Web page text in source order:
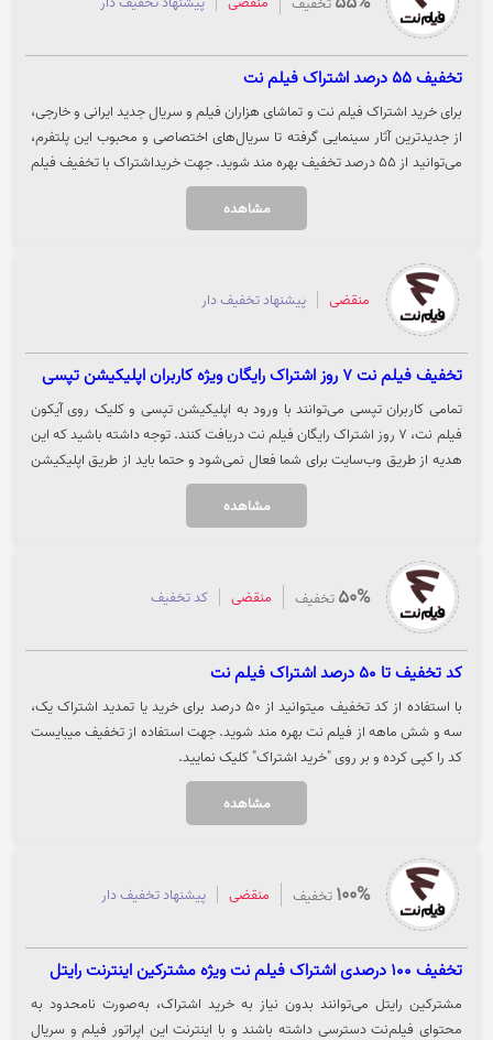
تخفیف 55 درصد اشتراک فیلم نت
برای خرید اشتراک فیلم نت و تماشای هزاران فیلم و سریال جدید ایرانی و خارجی،
از جدیدترین آثار سینمایی گرفته تا سریال‌های اختصاصی و محبوب این پلتفرم،
می‌توانید از ۵۵ درصد تخفیف بهره مند شوید. جهت خریداشتراک با تخفیف فیلم
نت، روی گزینه «خرید کنید» کلیک نمایید.
مشاهده
منقضی پیشنهاد تخفیف دار
تخفیف فیلم نت 7 روز اشتراک رایگان ویژه کاربران اپلیکیشن تپسی
تمامی کاربران تپسی می‌توانند با ورود به اپلیکیشن تپسی و کلیک روی آیکون
فیلم نت، 7 روز اشتراک رایگان فیلم نت دریافت کنند. توجه داشته باشید که این
هدیه از طریق وب‌سایت برای شما فعال نمی‌شود و حتما باید از طریق اپلیکیشن
تپسی اقدام کنید. برای دریافت هدیه و نصب اپلیکیشن از وب‌سایت تپسی بر
مشاهده
50% تخفیف منقضی کد تخفیف
کد تخفیف تا 50 درصد اشتراک فیلم نت
با استفاده از کد تخفیف میتوانید از 50 درصد برای خرید یا تمدید اشتراک یک،
سه و شش ماهه از فیلم نت بهره مند شوید. جهت استفاده از تخفیف میبایست
کد را کپی کرده و بر روی "خرید اشتراک" کلیک نمایید.
مشاهده
100% تخفیف منقضی پیشنهاد تخفیف دار
تخفیف 100 درصدی اشتراک فیلم نت ویژه مشترکین اینترنت رایتل
مشترکین رایتل می‌توانند بدون نیاز به خرید اشتراک، به‌صورت نامحدود به
محتوای فیلم‌نت دسترسی داشته باشند و با اینترنت این اپراتور فیلم و سریال